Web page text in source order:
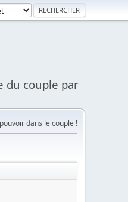
du couple par
dans le couple !